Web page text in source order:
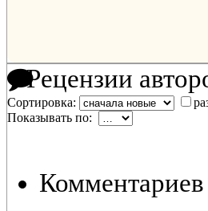
Рецензии
Сортировка:
Показывать по:
Комментариев